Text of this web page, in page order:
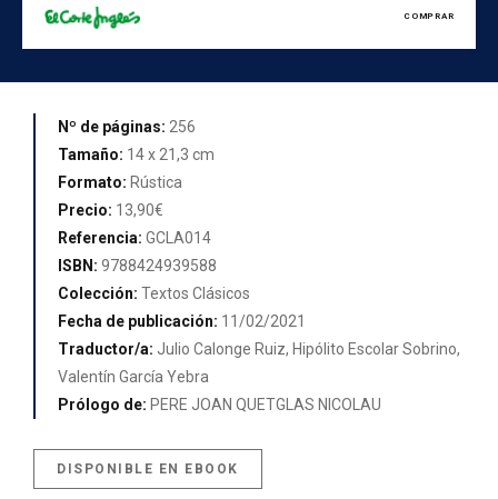
COMPRAR
Nº de páginas: 256
Tamaño: 14 x 21,3 cm
Formato: Rústica
Precio: 13,90€
Referencia: GCLA014
ISBN: 9788424939588
Colección: Textos Clásicos
Fecha de publicación: 11/02/2021
Traductor/a: Julio Calonge Ruiz, Hipólito Escolar Sobrino,
Valentín García Yebra
Prólogo de: PERE JOAN QUETGLAS NICOLAU
DISPONIBLE EN EBOOK